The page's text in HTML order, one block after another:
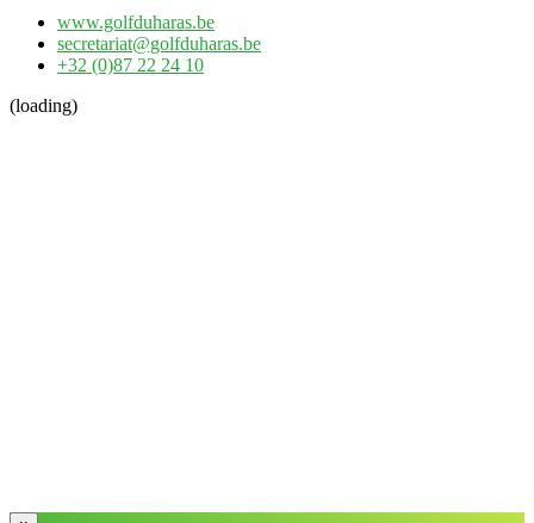
www.golfduharas.be
secretariat@golfduharas.be
+32 (0)87 22 24 10
(loading)